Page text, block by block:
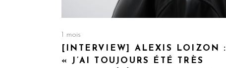
1 mois
[INTERVIEW] ALEXIS LOIZON :
« J’AI TOUJOURS ÉTÉ TRÈS